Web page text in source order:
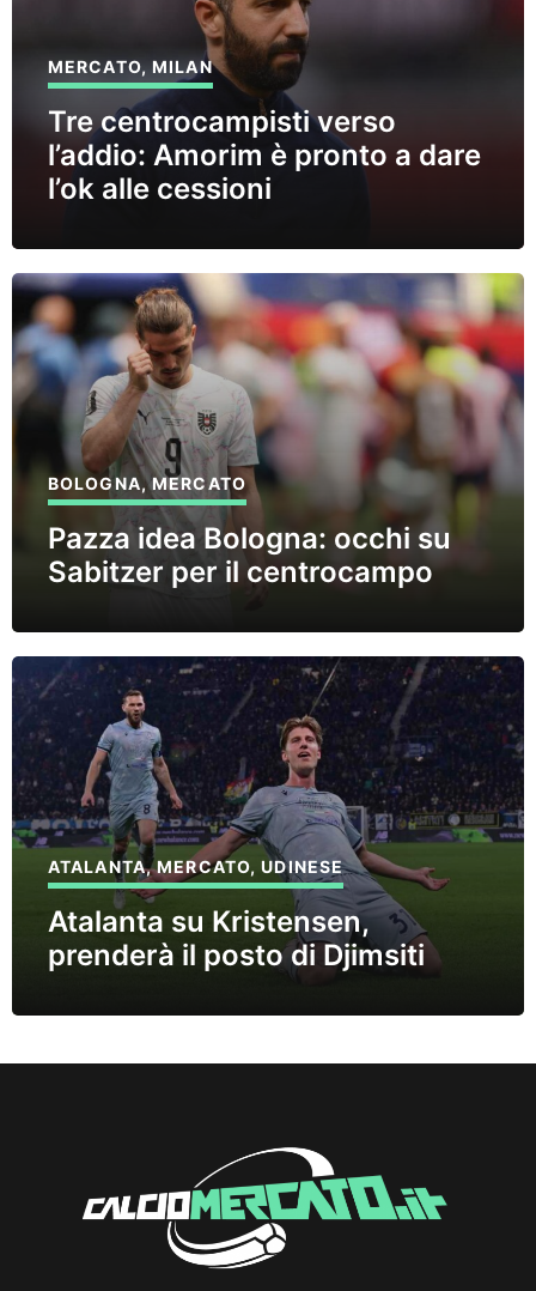
MERCATO,MILAN
Tre centrocampisti verso
l’addio: Amorim è pronto a dare
l’ok alle cessioni
BOLOGNA,MERCATO
Pazza idea Bologna: occhi su
Sabitzer per il centrocampo
ATALANTA,MERCATO,UDINESE
Atalanta su Kristensen,
prenderà il posto di Djimsiti